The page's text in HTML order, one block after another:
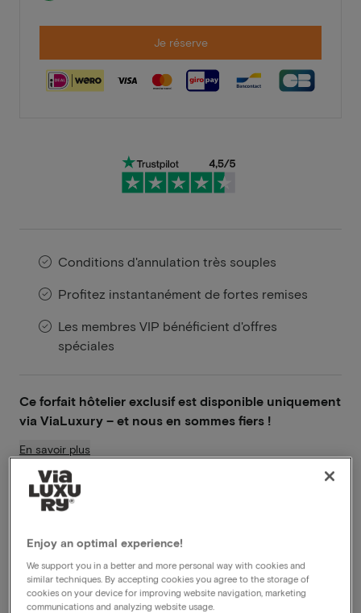
Je réserve
Conditions d'annulation très souples
Profitez instantanément de fortes remises
Les membres VIP bénéficient d'offres
spéciales
Ce forfait hôtelier exclusif est disponible uniquement
via ViaLuxury – et nous en sommes fiers !
En savoir plus
Bien-être
Petit déjeuner inclus
Proche de Maastricht
Kasteellaan 1 Eijsden Voir sur la carte
Enjoy an optimal experience!
We support you in a better and more personal way with cookies and
similar techniques. By accepting cookies you agree to the storage of
cookies on your device for improving website navigation, marketing
communications and analyzing website usage.